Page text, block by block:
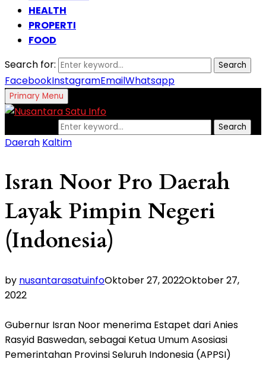
HEALTH
PROPERTI
FOOD
Search for:
Search
FacebookInstagramEmailWhatsapp
Primary Menu
Search
Daerah Kaltim
Isran Noor Pro Daerah
Layak Pimpin Negeri
(Indonesia)
by nusantarasatuinfoOktober 27, 2022Oktober 27,
2022
Gubernur Isran Noor menerima Estapet dari Anies
Rasyid Baswedan, sebagai Ketua Umum Asosiasi
Pemerintahan Provinsi Seluruh Indonesia (APPSI)